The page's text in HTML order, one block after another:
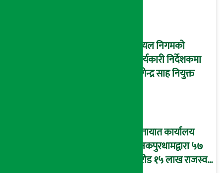
आयल निगमको
कार्यकारी निर्देशकमा
नागेन्द्र साह नियुक्त
यातायात कार्यालय
जनकपुरधामद्वारा ५७
करोड १५ लाख राजस्व